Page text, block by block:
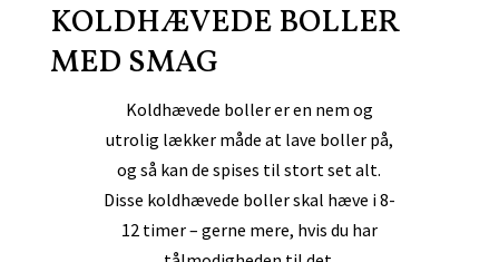
KOLDHÆVEDE BOLLER
MED SMAG
Koldhævede boller er en nem og
utrolig lækker måde at lave boller på,
og så kan de spises til stort set alt.
Disse koldhævede boller skal hæve i 8-
12 timer – gerne mere, hvis du har